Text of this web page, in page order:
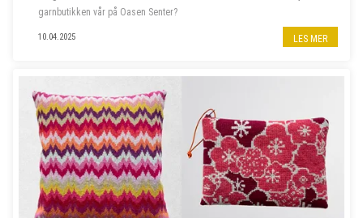
garnbutikken vår på Oasen Senter?
Vi søker to nye butikkmedarbeidere i 100 % stilling, og lørdagshjelp til
10.04.2025 LES MER